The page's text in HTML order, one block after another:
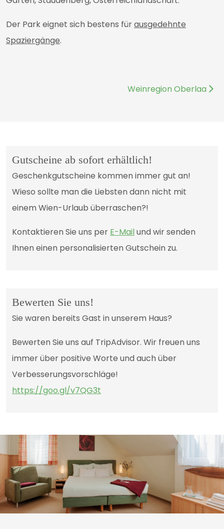
Der Park eignet sich bestens fürausgedehnte
Spaziergänge.
Nächster Beitrag:
Weinregion Oberlaa
Gutscheine ab sofort erhältlich!
Geschenkgutscheine kommen immer gut an!
Wieso sollte man die Liebsten dann nicht mit
einem Wien-Urlaub überraschen?!
Kontaktieren Sie uns per E-Mailund wir senden
Ihnen einen personalisierten Gutschein zu.
Bewerten Sie uns!
Sie waren bereits Gast in unserem Haus?
Bewerten Sie uns auf TripAdvisor. Wir freuen uns
immer über positive Worte und auch über
Verbesserungsvorschläge!
https://goo.gl/v7QG3t